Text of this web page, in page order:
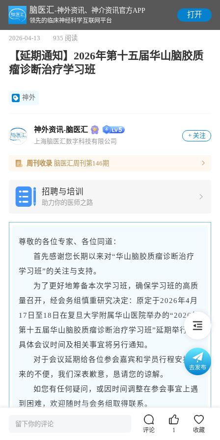
脑医汇-神外资讯、神介资讯官方APP
领先的临床神经科学互联网平台
打开
2026-04-13 935 阅读
【延期通知】2026年第十五届华山脑胶质
瘤诊断治疗学习班
神外
神外资讯-脑医汇
上海脑医汇数字科技有限公司
+ 关注
周刊收录 脑医汇周刊第146期
招聘与培训
助力你的医师之路
尊敬的各位专家、各位同道：
首先感谢您长期以来对“华山脑胶质瘤诊断治疗
学习班”的关注与支持。
为了更好地筹备本次学习班，确保学习班的高质
量召开，经会务组慎重研究决定：原定于2026年4月
17日至18日在复旦大学附属华山医院举办的“2026年
第十五届华山脑胶质瘤诊断治疗学习班”延期举行，
具体会议时间及相关事宜将另行通知。
对于会议延期给各位参会嘉宾和学员行程安排带
来的不便，我们深表歉意，恳请您的谅解。
如您有任何疑问，或因时间调整在参会事宜上遇
到困难，欢迎随时与会务组取得联系。
我们期待在上海与您相聚，共同见证脑胶质瘤领
留下你的评论
评论 1 收藏